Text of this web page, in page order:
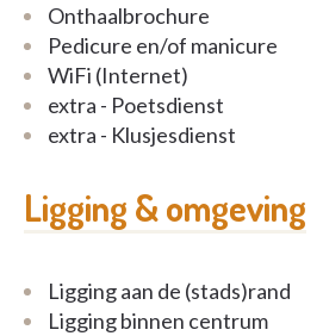
Onthaalbrochure
Pedicure en/of manicure
WiFi (Internet)
extra - Poetsdienst
extra - Klusjesdienst
Ligging & omgeving
Ligging aan de (stads)rand
Ligging binnen centrum